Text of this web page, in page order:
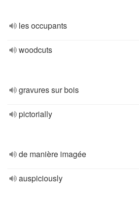
les occupants
woodcuts
gravures sur bois
pictorially
de manière imagée
auspiciously